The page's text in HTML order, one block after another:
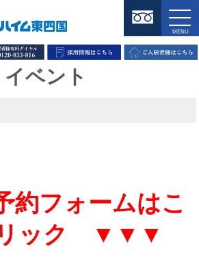
イベント
フォームはこ
リック ▼▼▼